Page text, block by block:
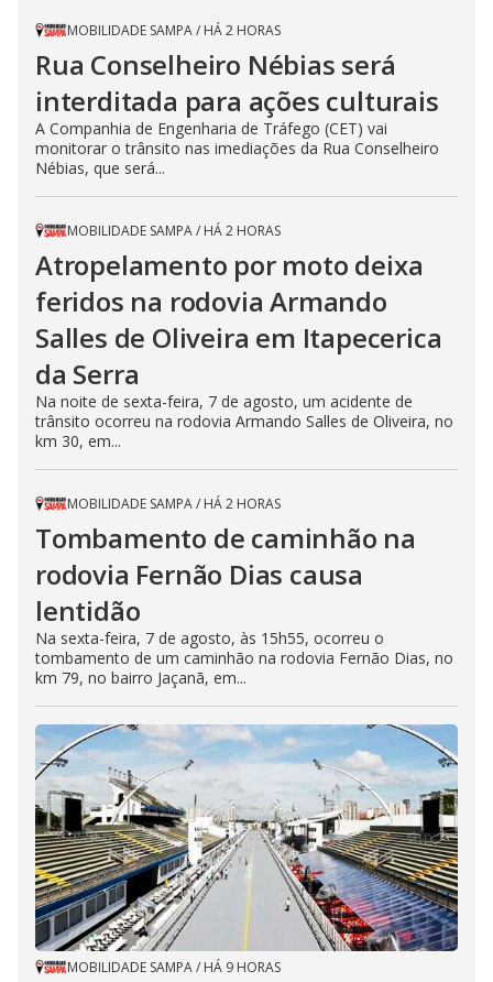
MOBILIDADE SAMPA/ HÁ 2 HORAS
Rua Conselheiro Nébias será
interditada para ações culturais
A Companhia de Engenharia de Tráfego (CET) vai
monitorar o trânsito nas imediações da Rua Conselheiro
Nébias, que será...
MOBILIDADE SAMPA/ HÁ 2 HORAS
Atropelamento por moto deixa
feridos na rodovia Armando
Salles de Oliveira em Itapecerica
da Serra
Na noite de sexta-feira, 7 de agosto, um acidente de
trânsito ocorreu na rodovia Armando Salles de Oliveira, no
km 30, em...
MOBILIDADE SAMPA/ HÁ 2 HORAS
Tombamento de caminhão na
rodovia Fernão Dias causa
lentidão
Na sexta-feira, 7 de agosto, às 15h55, ocorreu o
tombamento de um caminhão na rodovia Fernão Dias, no
km 79, no bairro Jaçanã, em...
MOBILIDADE SAMPA/ HÁ 9 HORAS